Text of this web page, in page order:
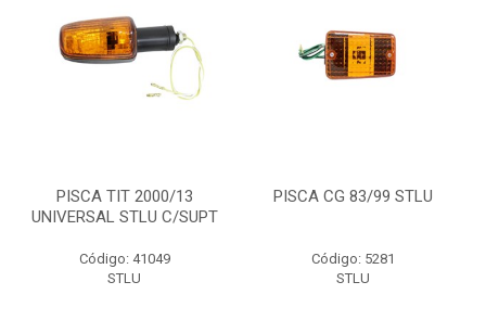
PISCA TIT 2000/13
UNIVERSAL STLU C/SUPT
Código: 41049
STLU
PISCA CG 83/99 STLU
Código: 5281
STLU